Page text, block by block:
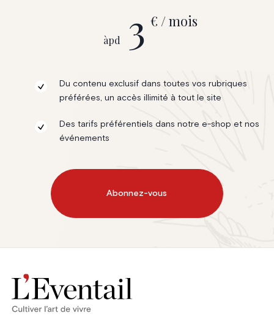
àpd 3 € / mois
Du contenu exclusif dans toutes vos rubriques
préférées, un accès illimité à tout le site
Des tarifs préférentiels dans notre e-shop et nos
événements
Abonnez-vous